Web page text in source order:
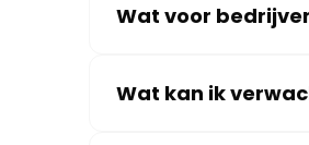
Wat voor
Wat kan ik